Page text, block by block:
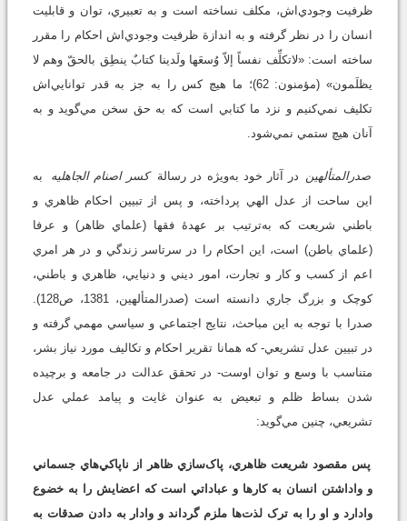
ظرفيت وجودي‌اش، مکلف نساخته است و به تعبيري، توان و قابليت
انسان را در نظر گرفته و به اندازة ظرفيت وجودي‌اش احکام را مقرر
ساخته است: «لاتکلِّف نفساً إلاّ وُسعَها ولَدينا کتابٌ ينطِق بالحقّ وهم لا
يظلَمون» (مؤمنون: 62)؛ ما هيچ کس را به جز به قدر توانايي‌اش
تکليف نمي‌کنيم و نزد ما کتابي است که به حق سخن مي‌گويد و به
آنان هيچ ستمي نمي‌شود.
صدرالمتألهين در آثار خود به‌ويژه در رسالة کسر اصنام الجاهليه
به
اين ساحت از عدل الهي پرداخته، و پس از تبيين احکام ظاهري و
باطني شريعت که به‌ترتيب بر عهدۀ فقها (علماي ظاهر) و عرفا
(علماي باطن) است، اين احکام را در سرتاسر زندگي و در هر امري
اعم از کسب و کار و تجارت، امور ديني و دنيايي، ظاهري و باطني،
کوچک و بزرگ جاري دانسته است (صدرالمتألهين، 1381، ص128).
صدرا با توجه به اين مباحث، نتايج اجتماعي و سياسي مهمي گرفته و
در تبيين عدل تشريعي- که همانا تقرير احکام و تکاليف مورد نياز بشر،
متناسب با وسع و توان اوست- در تحقق عدالت در جامعه و برچيده
شدن بساط ظلم و تبعيض به عنوان غايت و پيامد عملي عدل
تشريعي، چنين مي‌گويد:
پس مقصود شريعت ظاهري، پاک‌سازي ظاهر از ناپاکي‌هاي جسماني
و واداشتن انسان به کارها و عباداتي است که اعضايش را به خضوع
وادارد و او را به ترک لذت‌ها ملزم گرداند و وادار به دادن صدقات به